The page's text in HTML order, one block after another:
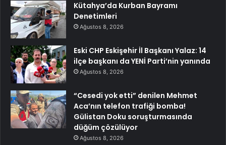
Kütahya’da Kurban Bayramı
Denetimleri
Ağustos 8, 2026
Eski CHP Eskişehir İl Başkanı Yalaz: 14
ilçe başkanı da YENİ Parti’nin yanında
Ağustos 8, 2026
“Cesedi yok etti” denilen Mehmet
Aca’nın telefon trafiği bomba!
Gülistan Doku soruşturmasında
düğüm çözülüyor
Ağustos 8, 2026